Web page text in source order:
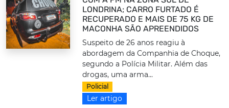
LONDRINA; CARRO FURTADO É
RECUPERADO E MAIS DE 75 KG DE
MACONHA SÃO APREENDIDOS
Suspeito de 26 anos reagiu à
abordagem da Companhia de Choque,
segundo a Polícia Militar. Além das
drogas, uma arma...
Policial
Ler artigo